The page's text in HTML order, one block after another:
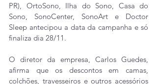
PR), OrtoSono, Ilha do Sono, Casa do
Sono, SonoCenter, SonoArt e Doctor
Sleep antecipou a data da campanha e só
finaliza dia 28/11.
O diretor da empresa, Carlos Guedes,
afirma que os descontos em camas,
colchões, travesseiros e outros acessórios